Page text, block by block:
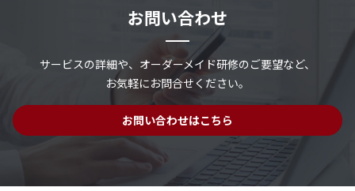
お問い合わせ
サービスの詳細や、 オーダーメイド研修のご要望など、
お気軽にお問合せください。
お問い合わせはこちら